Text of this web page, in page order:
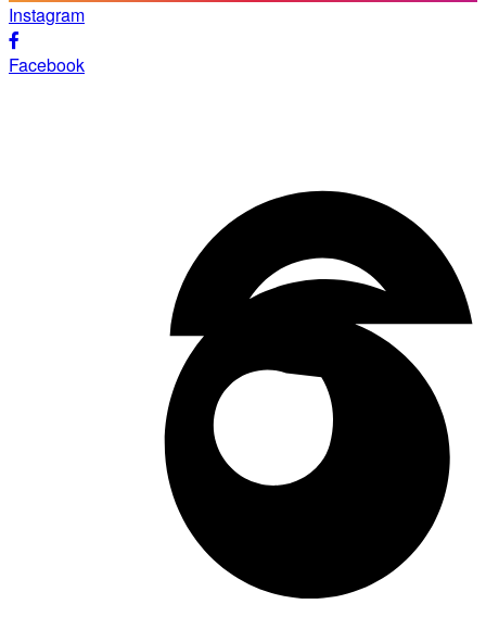
Instagram
Facebook